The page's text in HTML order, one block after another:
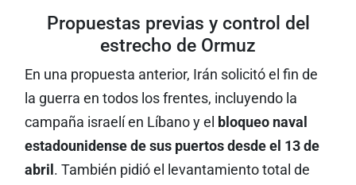
Propuestas previas y control del
estrecho de Ormuz
En una propuesta anterior, Irán solicitó el fin de
la guerra en todos los frentes, incluyendo la
campaña israelí en Líbano y el bloqueo naval
estadounidense de sus puertos desde el 13 de
abril . También pidió el levantamiento total de